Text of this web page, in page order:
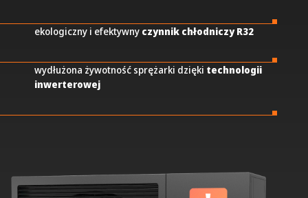
ekologiczny i efektywny czynnik chłodniczy R32
wydłużona żywotność sprężarki dzięki technologii
inwerterowej